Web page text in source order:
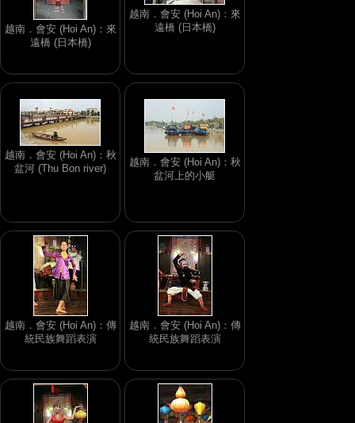
越南．會安 (Hoi An)：來
遠橋 (日本橋)
越南．會安 (Hoi An)：來
遠橋 (日本橋)
越南．會安 (Hoi An)：秋
盆河 (Thu Bon river)
越南．會安 (Hoi An)：秋
盆河上的小艇
越南．會安 (Hoi An)：傳
統民族舞蹈表演
越南．會安 (Hoi An)：傳
統民族舞蹈表演